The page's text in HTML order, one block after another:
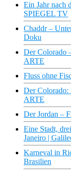
Ein Jahr nach
SPIEGEL TV
Chaddr –
Doku
Der Colorado
ARTE
Fluss ohne
Der Colorado:
ARTE
Der Jordan –
Eine Stadt,
Janeiro |
Karneval in
Brasilien